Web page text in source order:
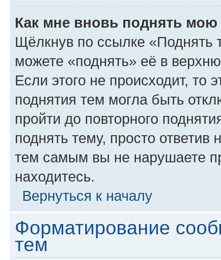
Как мне вновь поднять мою
Щёлкнув по ссылке «Поднять
можете «поднять» её в
Если этого не происходит, то
поднятия тем могла быть
пройти до повторного
поднять тему, просто ответив
тем самым вы не нарушаете
находитесь.
Вернуться к началу
Форматирование
тем